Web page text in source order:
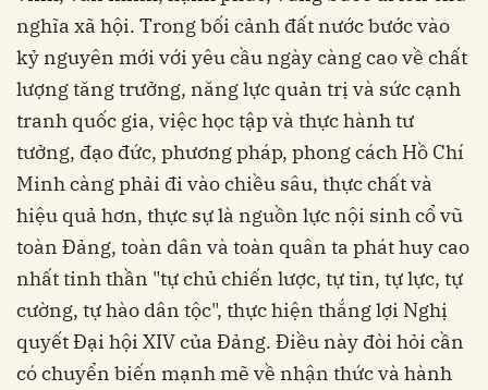
nghĩa xã hội. Trong bối cảnh đất nước bước vào
kỷ nguyên mới với yêu cầu ngày càng cao về chất
lượng tăng trưởng, năng lực quản trị và sức cạnh
tranh quốc gia, việc học tập và thực hành tư
tưởng, đạo đức, phương pháp, phong cách Hồ Chí
Minh càng phải đi vào chiều sâu, thực chất và
hiệu quả hơn, thực sự là nguồn lực nội sinh cổ vũ
toàn Đảng, toàn dân và toàn quân ta phát huy cao
nhất tinh thần "tự chủ chiến lược, tự tin, tự lực, tự
cường, tự hào dân tộc", thực hiện thắng lợi Nghị
quyết Đại hội XIV của Đảng. Điều này đòi hỏi cần
có chuyển biến mạnh mẽ về nhận thức và hành